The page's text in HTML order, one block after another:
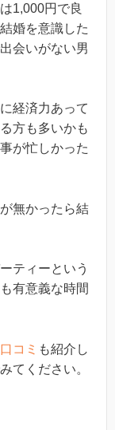
1,000円で良
婚を意識した
会いがない男
経済力あって
方も多いかも
が忙しかった
無かったら結
ティーという
有意義な時間
コミ も紹介し
てください。